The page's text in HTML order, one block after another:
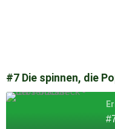
#7 Die spinnen, die